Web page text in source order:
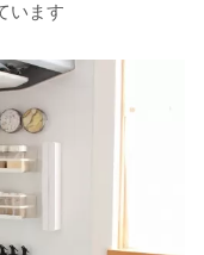
います